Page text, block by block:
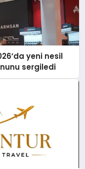
yeni nesil
sergiledi